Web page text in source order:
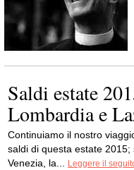
Saldi estate
Lombardia e
Continuiamo il nostro
saldi di questa estate
Venezia, la...
Leggere il